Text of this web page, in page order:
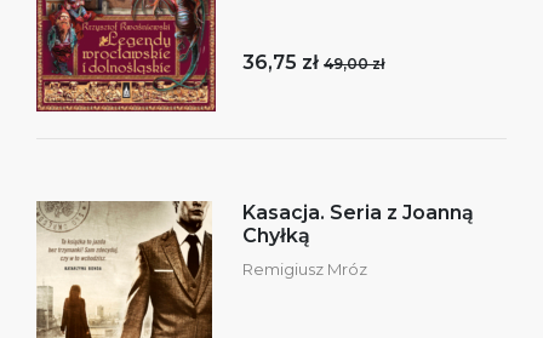
36,75 zł 49,00 zł
Kasacja. Seria z Joanną
Chyłką
Remigiusz Mróz